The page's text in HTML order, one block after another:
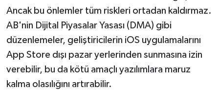
Ancak bu önlemler tüm riskleri ortadan kaldırmaz.
AB'nin Dijital Piyasalar Yasası (DMA) gibi
düzenlemeler, geliştiricilerin iOS uygulamalarını
App Store dışı pazar yerlerinden sunmasına izin
verebilir, bu da kötü amaçlı yazılımlara maruz
kalma olasılığını artırabilir.